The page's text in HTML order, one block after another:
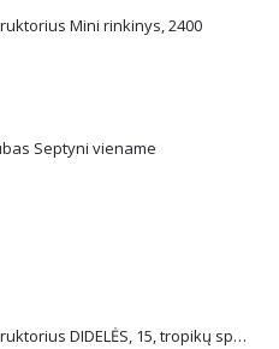
Mini rinkinys, 2400
Septyni viename
Plus Plus konstruktorius DIDELĖS, 15, tropikų spalvos